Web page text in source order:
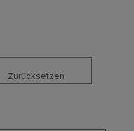
Zurücksetzen